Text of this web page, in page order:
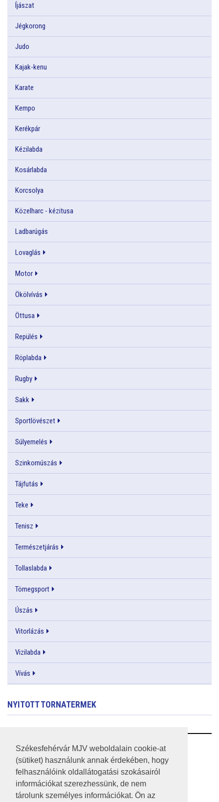
Székesfehérvár MJV weboldalain cookie-at
(sütiket) használunk annak érdekében, hogy
felhasználóink oldallátogatási szokásairól
információkat szerezhessünk, de nem
tárolunk személyes információkat. Ön az
Íjászat
Jégkorong
Judo
Kajak-kenu
Karate
Kempo
Kerékpár
Kézilabda
Kosárlabda
Korcsolya
Közelharc - kézitusa
Ladbarúgás
Lovaglás
Motor
Ökölvívás
Öttusa
Repülés
Röplabda
Rugby
Sakk
Sportlövészet
Súlyemelés
Szinkornúszás
Tájfutás
Teke
Tenisz
Természetjárás
Tollaslabda
Tömegsport
Úszás
Vitorlázás
Vizilabda
Vívás
NYITOTT TORNATERMEK
RSS
A HONLAP 2017.03.31-I ÁLLAPOTA
JOGI NYILATKOZAT